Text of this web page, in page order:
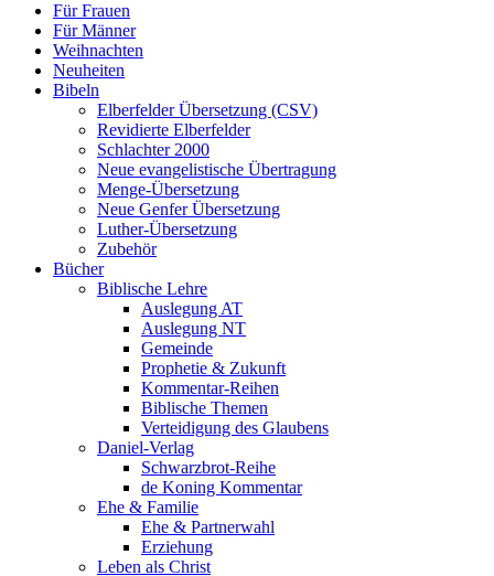
Für Frauen
Für Männer
Weihnachten
Neuheiten
Bibeln
Elberfelder Übersetzung (CSV)
Revidierte Elberfelder
Schlachter 2000
Neue evangelistische Übertragung
Menge-Übersetzung
Neue Genfer Übersetzung
Luther-Übersetzung
Zubehör
Bücher
Biblische Lehre
Auslegung AT
Auslegung NT
Gemeinde
Prophetie & Zukunft
Kommentar-Reihen
Biblische Themen
Verteidigung des Glaubens
Daniel-Verlag
Schwarzbrot-Reihe
de Koning Kommentar
Ehe & Familie
Ehe & Partnerwahl
Erziehung
Leben als Christ